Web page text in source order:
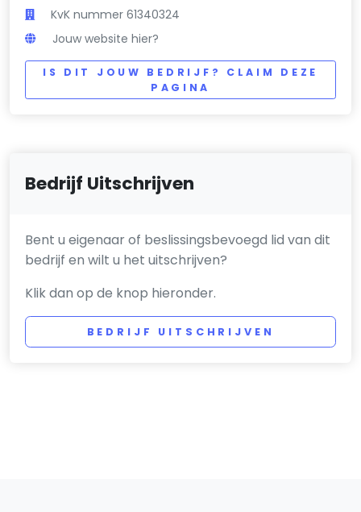
KvK nummer 61340324
Jouw website hier?
IS DIT JOUW BEDRIJF? CLAIM DEZE
PAGINA
Bedrijf Uitschrijven
Bent u eigenaar of beslissingsbevoegd lid van dit
bedrijf en wilt u het uitschrijven?
Klik dan op de knop hieronder.
BEDRIJF UITSCHRIJVEN